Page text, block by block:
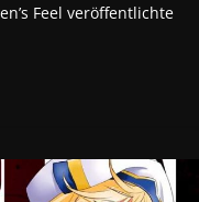
Feel veröffentlichte